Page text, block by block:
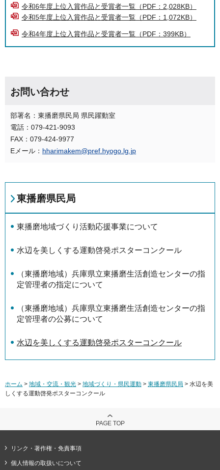
令和6年度上位入賞作品と受賞者一覧（PDF：2,028KB）
令和5年度上位入賞作品と受賞者一覧（PDF：1,072KB）
令和4年度上位入賞作品と受賞者一覧（PDF：399KB）
お問い合わせ
部署名：東播磨県民局 県民躍動室
電話：079-421-9093
FAX：079-424-9977
Eメール： hharimakem@pref.hyogo.lg.jp
東播磨県民局
東播磨地域づくり活動応援事業について
水辺を美しくする運動啓発ポスターコンクール
（東播磨地域）兵庫県立東播磨生活創造センターの指
定管理者の指定について
（東播磨地域）兵庫県立東播磨生活創造センターの指
定管理者の公募について
水辺を美しくする運動啓発ポスターコンクール
ホーム > 地域・交流・観光 > 地域づくり・県民運動 > 東播磨県民局 > 水辺を美
しくする運動啓発ポスターコンクール
PAGE TOP
リンク・著作権・免責事項
個人情報の取扱いについて